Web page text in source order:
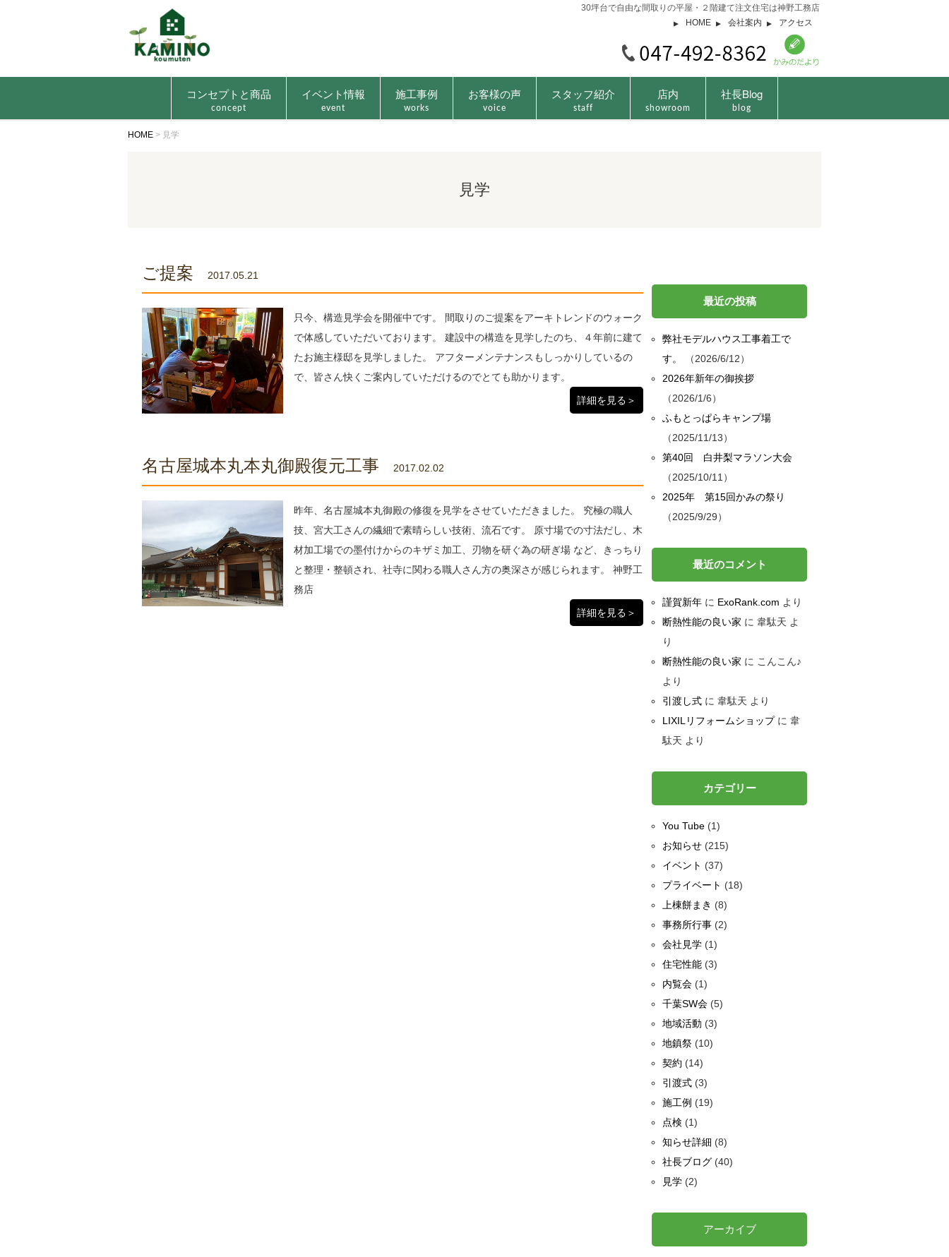
30坪台で自由な間取りの平屋・２階建て注文住宅は神野工務店
HOME
会社案内 アクセス
コンセプトと商品
concept
イベント情報
event
施工事例
works
お客様の声
voice
スタッフ紹介
staff
店内
showroom
社長Blog
blog
HOME > 見学
見学
ご提案 2017.05.21
只今、構造見学会を開催中です。 間取りのご提案をアーキトレンドのウォーク
で体感していただいております。 建設中の構造を見学したのち、４年前に建て
たお施主様邸を見学しました。 アフターメンテナンスもしっかりしているの
で、皆さん快くご案内していただけるのでとても助かります。
詳細を見る＞
名古屋城本丸本丸御殿復元工事 2017.02.02
昨年、名古屋城本丸御殿の修復を見学をさせていただきました。 究極の職人
技、宮大工さんの繊細で素晴らしい技術、流石です。 原寸場での寸法だし、木
材加工場での墨付けからのキザミ加工、刃物を研ぐ為の研ぎ場 など、きっちり
と整理・整頓され、社寺に関わる職人さん方の奥深さが感じられます。 神野工
務店
詳細を見る＞
最近の投稿
弊社モデルハウス工事着工で
す。
2026/6/12
2026年新年の御挨拶
2026/1/6
ふもとっぱらキャンプ場
2025/11/13
第40回 白井梨マラソン大会
2025/10/11
2025年 第15回かみの祭り
2025/9/29
最近のコメント
謹賀新年 に ExoRank.com より
断熱性能の良い家 に 韋駄天 よ
り
断熱性能の良い家 に こんこん♪
より
引渡し式 に 韋駄天 より
LIXILリフォームショップに 韋
駄天 より
カテゴリー
You Tube (1)
お知らせ (215)
イベント (37)
プライベート (18)
上棟餅まき (8)
事務所行事 (2)
会社見学 (1)
住宅性能 (3)
内覧会 (1)
千葉SW会 (5)
地域活動 (3)
地鎮祭 (10)
契約 (14)
引渡式 (3)
施工例 (19)
点検 (1)
知らせ詳細 (8)
社長ブログ (40)
見学 (2)
アーカイブ